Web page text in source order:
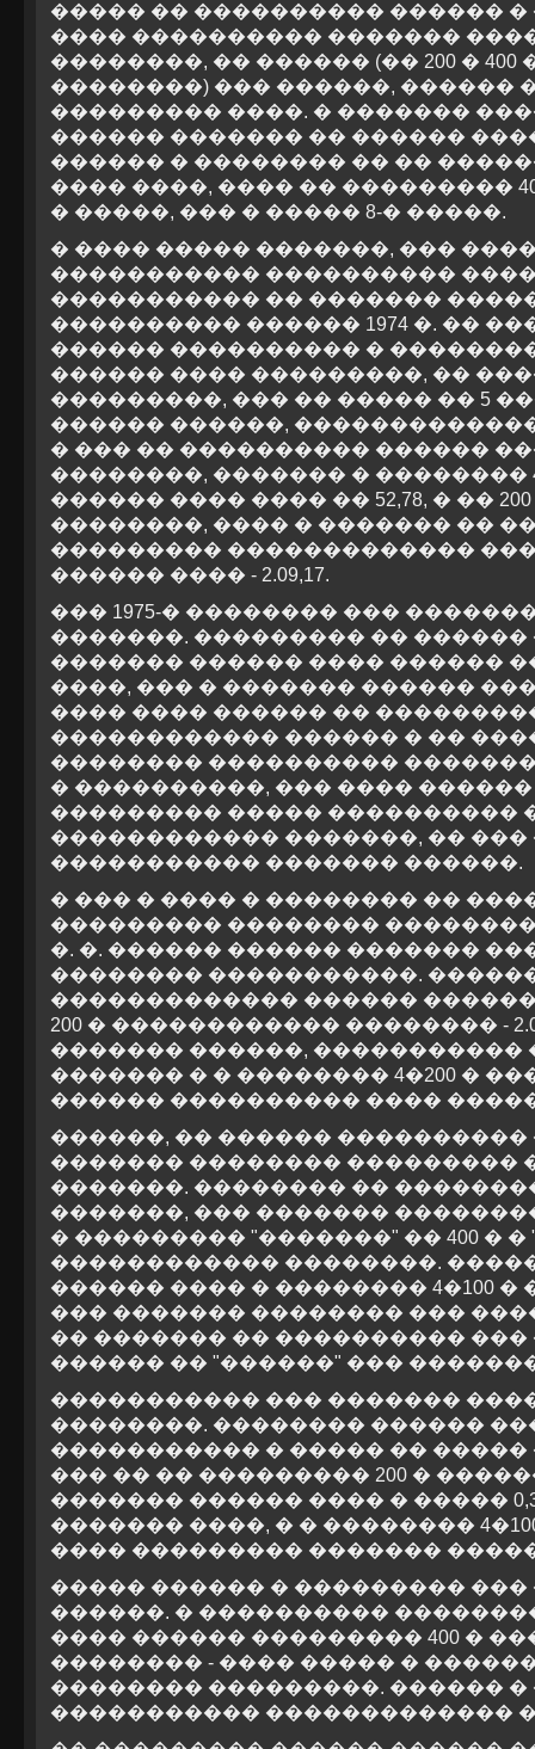
����� �� ���������� ������ �
���� ���������� �������
��������, �� ������ (�� 200 �
��������) ��� ������, ������
��������� ����. � �������
������ ������� �� ������
������ � �������� �� ��
���� ����, ���� �� ���������
� �����, ��� � ����� 8-� �����.
� ���� ����� �������, ���
����������� ����������
����������� �� �������
���������� ������ 1974 �. ��
������ ���������� �
������ ���� ���������, ��
���������, ��� �� ����� �� 5
������ ������,
� ��� �� ���������� ������
��������, ������� � ��������
������ ���� ���� �� 52,78, � ��
��������, ���� � ������� ��
��������� �������������
������ ���� - 2.09,17.
��� 1975-� �������� ���
�������. ��������� ��
������� ������ ���� ������
����, ��� � ������� ������
���� ���� ������ ��
������������ ������ � ��
�������� ����������
� ����������, ��� ����
��������� ����� ����������
������������ �������, ��
����������� ������� ������.
� ��� � ���� � �������� ��
��������� ��������
�. �. ������ ������ �������
�������� �����������.
������������� ������
200 � ������������ �������� -
������� ������, �����������
������� � � �������� 4�200 �
������ ���������� ����
������, �� ������ ����������
������� �������� ���������
�������. �������� ��
�������, ��� �������
� ��������� "�������" �� 400 � �
������������ ��������.
������ ���� � �������� 4�100
��� ������� �������� ���
�� ������� �� ����������
������ �� "������" ���
����������� ��� �������
��������. �������� ������
����������� � ����� �� �����
��� �� �� ��������� 200 �
������� ������ ���� � �����
������� ����, � � ��������
���� ��������� �������
����� ������ � ���������
������. � ����������
���� ������ ��������� 400 �
�������� - ���� ����� �
�������� ���������. ������ �
����������� �������������